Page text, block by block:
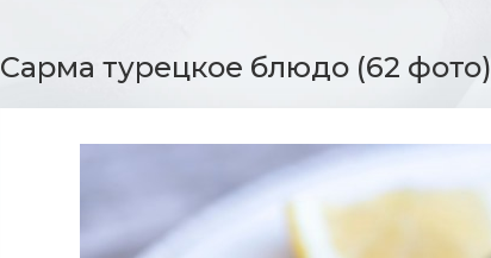
Сарма турецкое блюдо (62 фото)